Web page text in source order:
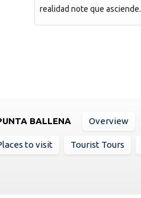
realidad note que asciende.
BALLENA Overview
to visit Tourist Tours